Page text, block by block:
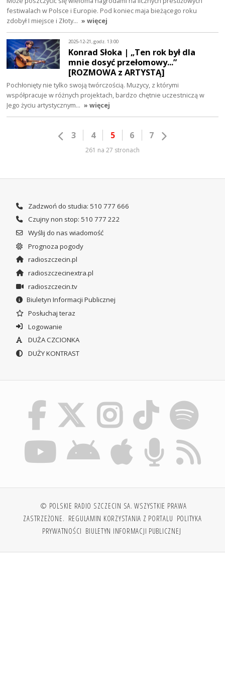
festiwalach w Polsce i Europie. Pod koniec maja bieżącego roku
zdobył I miejsce i Złoty… » więcej
2025-12-21, godz. 13:00
Konrad Słoka | „Ten rok był dla
mnie dosyć przełomowy...”
[ROZMOWA z ARTYSTĄ]
Pochłonięty nie tylko swoją twórczością. Muzycy, z którymi
współpracuje w różnych projektach, bardzo chętnie uczestniczą w
Jego życiu artystycznym… » więcej
3 4 5 6 7
261 na 27 stronach
Zadzwoń do studia: 510 777 666
Czujny non stop: 510 777 222
Wyślij do nas wiadomość
Prognoza pogody
radioszczecin.pl
radioszczecinextra.pl
radioszczecin.tv
Biuletyn Informacji Publicznej
Posłuchaj teraz
Logowanie
DUŻA CZCIONKA
DUŻY KONTRAST
© POLSKIE RADIO SZCZECIN SA. WSZYSTKIE PRAWA
ZASTRZEŻONE. REGULAMIN KORZYSTANIA Z PORTALU POLITYKA
PRYWATNOŚCI BIULETYN INFORMACJI PUBLICZNEJ